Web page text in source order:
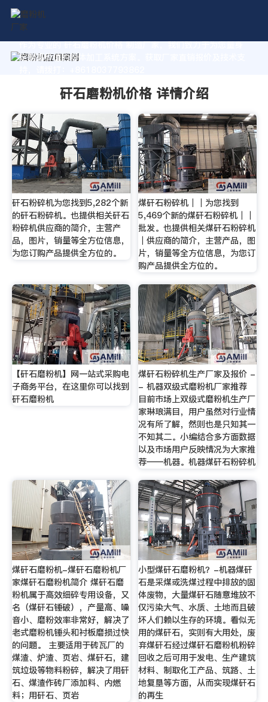
作为专业的 矸石磨粉机价格 制造厂家，我们致力于为您量身
定制高价值的粉体加工系统方案。获取厂家直销报价及技术支
矸石磨粉机价格 详情介绍
矸石粉碎机为您找到5,282个新
的矸石粉碎机。也提供相关矸石
粉碎机供应商的简介，主营产
品，图片，销量等全方位信息，
为您订购产品提供全方位的。
煤矸石粉碎机｜｜为您找到
5,469个新的煤矸石粉碎机｜｜
批发。也提供相关煤矸石粉碎机
｜供应商的简介，主营产品，图
片，销量等全方位信息，为您订
购产品提供全方位的。
【矸石磨粉机】网一站式采购电
子商务平台，在这里你可以找到
矸石磨粉机
煤矸石粉碎机生产厂家及报价 -
- 机器双级式磨粉机厂家推荐
目前市场上双级式磨粉机生产厂
家琳琅满目，用户虽然对行业情
况有所了解，然则也是只知其一
不知其二。小编结合多方面数据
以及市场用户反映情况为大家推
荐——机器。机器煤矸石粉碎机
煤矸石磨粉机-煤矸石磨粉机厂
家煤矸石磨粉机简介 煤矸石磨
粉机属于高效细碎专用设备，又
名（煤矸石锤破），产量高、噪
音小、磨粉效率非常好，解决了
老式磨粉机锤头和衬板磨损过快
的问题。 主要适用于砖瓦厂的
煤渣、炉渣、页岩、煤矸石，建
筑垃圾等物料粉碎，解决了用矸
石、煤渣作砖厂添加料、内燃
料；用矸石、页岩
小型煤矸石磨粉机？-机器煤矸
石是采煤或洗煤过程中排放的固
体废物，大量煤矸石随意堆放不
仅污染大气、水质、土地而且破
坏人们赖以生存的环境。看似无
用的煤矸石，实则有大用处，废
弃煤矸石经过煤矸石磨粉机粉碎
回收之后可用于发电、生产建筑
材料、制取化工产品、筑路、土
地复垦等方面，从而实现煤矸石
的再生